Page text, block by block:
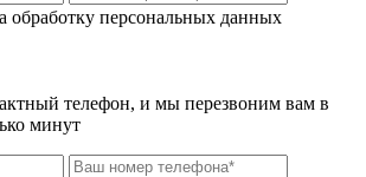
обработку персональных данных
телефон, и мы перезвоним вам в
минут